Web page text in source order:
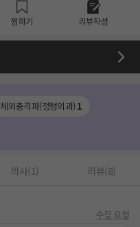
찜하기 리뷰작성
체외충격파(정형외과) 1
의사(1) 리뷰(8)
수정 요청